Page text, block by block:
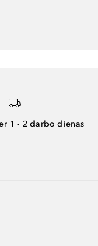
1 - 2 darbo dienas